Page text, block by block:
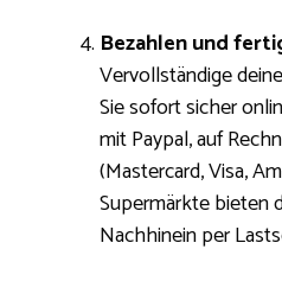
Bezahlen und
Vervollständige
Sie sofort sicher
mit Paypal, auf
(Mastercard, Visa,
Supermärkte bieten
Nachhinein per